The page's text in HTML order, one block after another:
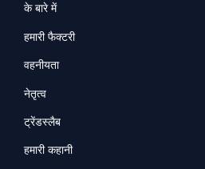
के बारे में
हमारी फैक्टरी
वहनीयता
नेतृत्व
ट्रेंडस्लैब
हमारी कहानी